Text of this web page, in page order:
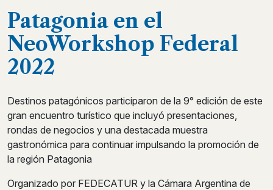
Patagonia en el
NeoWorkshop Federal
2022
Destinos patagónicos participaron de la 9° edición de este
gran encuentro turístico que incluyó presentaciones,
rondas de negocios y una destacada muestra
gastronómica para continuar impulsando la promoción de
la región Patagonia
Organizado por FEDECATUR y la Cámara Argentina de